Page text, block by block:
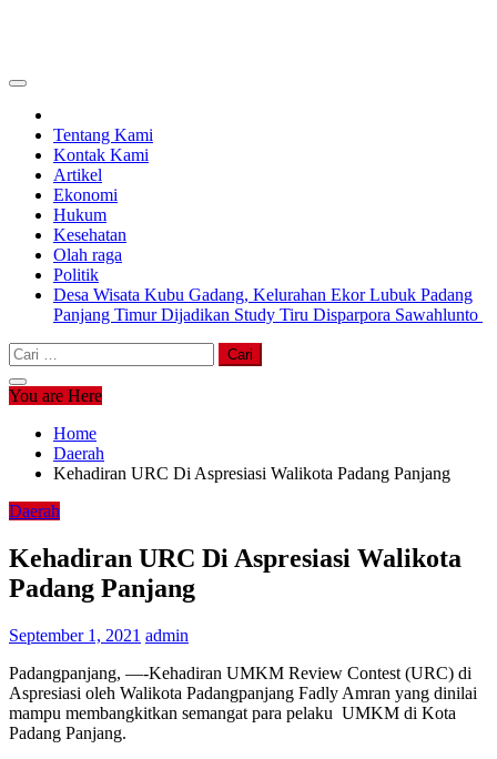
Tentang Kami
Kontak Kami
Artikel
Ekonomi
Hukum
Kesehatan
Olah raga
Politik
Desa Wisata Kubu Gadang, Kelurahan Ekor Lubuk Padang
Panjang Timur Dijadikan Study Tiru Disparpora Sawahlunto
Cari
untuk:
You are Here
Home
Daerah
Kehadiran URC Di Aspresiasi Walikota Padang Panjang
Daerah
Kehadiran URC Di Aspresiasi Walikota
Padang Panjang
September 1, 2021 admin
Padangpanjang, —-Kehadiran UMKM Review Contest (URC) di
Aspresiasi oleh Walikota Padangpanjang Fadly Amran yang dinilai
mampu membangkitkan semangat para pelaku UMKM di Kota
Padang Panjang.